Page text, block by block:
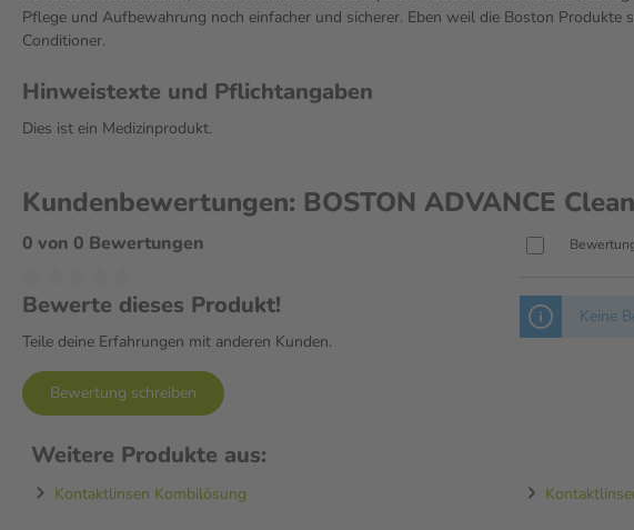
Pflege und Aufbewahrung noch einfacher und sicherer. Eben weil die Boston
Conditioner.
Hinweistexte und Pflichtangaben
Dies ist ein Medizinprodukt.
Kundenbewertungen: BOSTON ADVANCE
0 von 0 Bewertungen
Bewerte dieses Produkt!
Teile deine Erfahrungen mit anderen Kunden.
Bewertung schreiben
Keine
Weitere Produkte aus:
Kontaktlinsen Kombilösung